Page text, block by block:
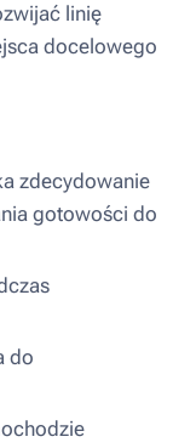
linię
docelowego
zdecydowanie
gotowości do
do